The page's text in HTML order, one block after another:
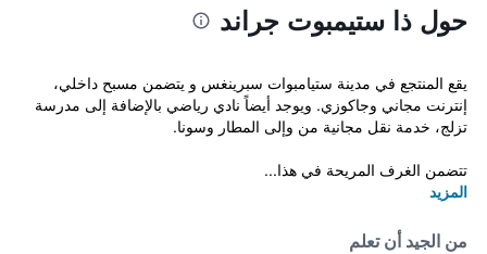
حول ذا ستيمبوت جراند
يقع المنتجع في مدينة ستيامبوات سبرينغس و يتضمن مسبح داخلي،
إنترنت مجاني وجاكوزي. ويوجد أيضاً نادي رياضي بالإضافة إلى مدرسة
تزلج، خدمة نقل مجانية من وإلى المطار وسونا.
تتضمن الغرف المريحة في هذا...
المزيد
من الجيد أن تعلم